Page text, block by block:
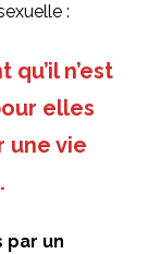
:
n’est
elles
une vie
par un